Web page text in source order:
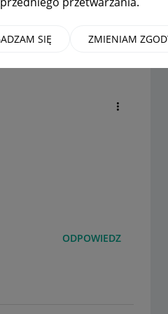
SIĘ ZMIENIAM
wysłany
ODPOWIEDZ